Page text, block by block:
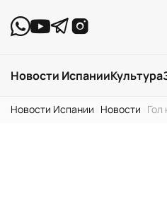
Новости ИспанииКультура
Новости Испании Новости Гол